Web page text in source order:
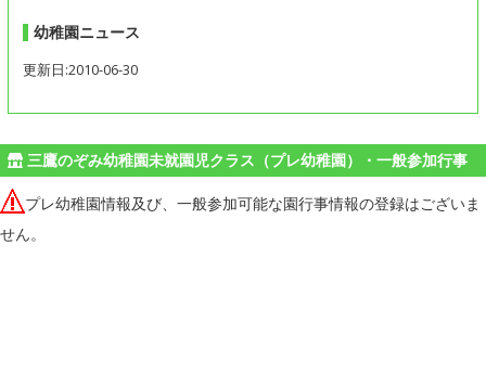
幼稚園ニュース
更新日:2010-06-30
三鷹のぞみ幼稚園未就園児クラス（プレ幼稚園）・一般参加行事
プレ幼稚園情報及び、一般参加可能な園行事情報の登録はございま
せん。